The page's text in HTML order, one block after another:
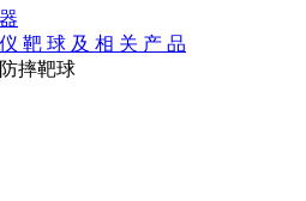
靶 球 及 相 关 产 品
摔靶球